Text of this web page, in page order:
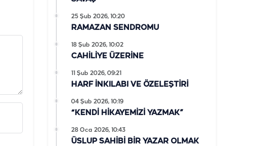
RAMAZAN SENDROMU
25 Şub 2026, 10:20
CAHİLİYE ÜZERİNE
18 Şub 2026, 10:02
HARF İNKILABI VE ÖZELEŞTİRİ
11 Şub 2026, 09:21
“KENDİ HİKAYEMİZİ YAZMAK”
04 Şub 2026, 10:19
ÜSLUP SAHİBİ BİR YAZAR OLMAK
28 Oca 2026, 10:43